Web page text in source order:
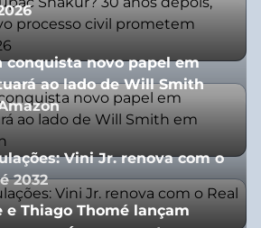
conquista novo papel em
ao lado de Will Smith
Vini Jr. renova com o
2032
e Thiago Thomé lançam